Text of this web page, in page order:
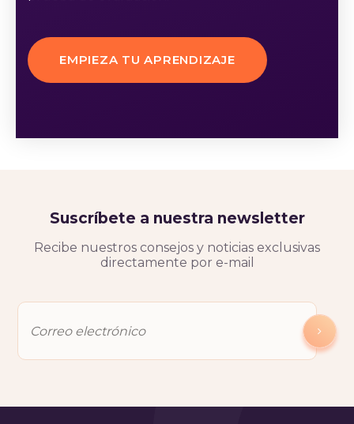
EMPIEZA TU APRENDIZAJE
Suscríbete a nuestra newsletter
Recibe nuestros consejos y noticias exclusivas
directamente por e-mail